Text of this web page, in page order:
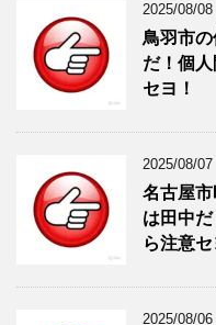
2025/08/08
鳥羽市
だ！個
セヨ！
2025/08/07
名古屋
は田中
ら注意セ
2025/08/06